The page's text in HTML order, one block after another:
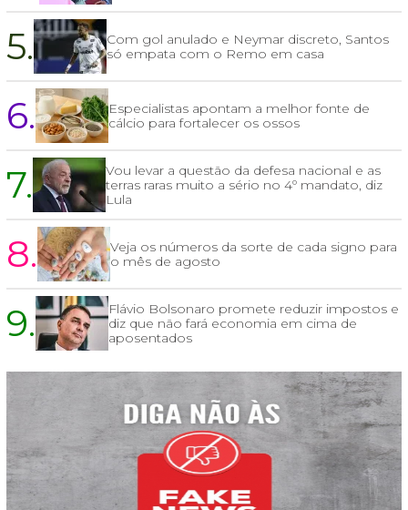
5.
Com gol anulado e Neymar discreto, Santos
só empata com o Remo em casa
6.
Especialistas apontam a melhor fonte de
cálcio para fortalecer os ossos
7.
Vou levar a questão da defesa nacional e as
terras raras muito a sério no 4º mandato, diz
Lula
8.
Veja os números da sorte de cada signo para
o mês de agosto
9.
Flávio Bolsonaro promete reduzir impostos e
diz que não fará economia em cima de
aposentados